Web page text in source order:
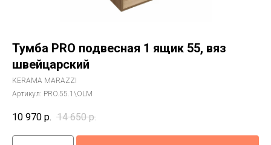
Тумба PRO подвесная 1 ящик 55, вяз
швейцарский
KERAMA MARAZZI
Артикул: PRO.55.1\OLM
10 970 р. 14 650 р.